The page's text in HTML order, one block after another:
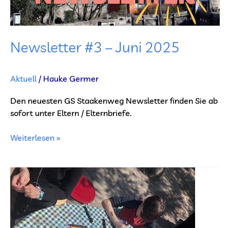
Newsletter #3 – Juni 2025
Aktuell/ Hauke Germer
Den neuesten GS Staakenweg Newsletter finden Sie ab
sofort unter Eltern / Elternbriefe.
Weiterlesen »
Bunte
Nachmittage
Ganztagsangebot